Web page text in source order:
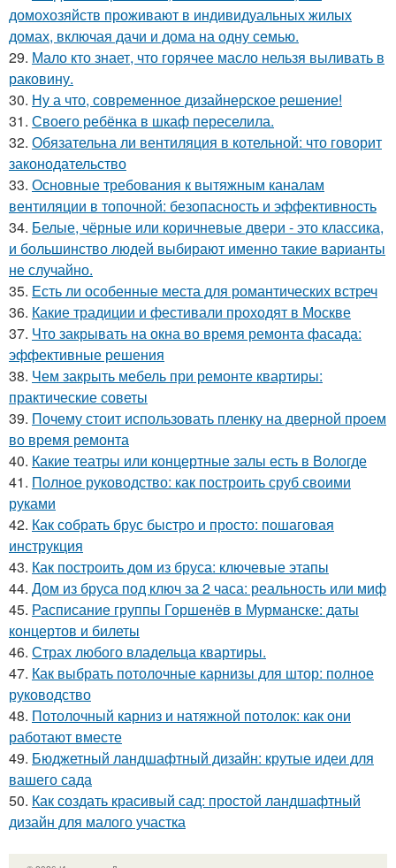
домохозяйств проживают в индивидуальных жилых
домах, включая дачи и дома на одну семью.
29. Мало кто знает, что горячее масло нельзя выливать в
раковину.
30. Ну а что, современное дизайнерское решение!
31. Своего ребёнка в шкаф переселила.
32. Обязательна ли вентиляция в котельной: что говорит
законодательство
33. Основные требования к вытяжным каналам
вентиляции в топочной: безопасность и эффективность
34. Белые, чёрные или коричневые двери - это классика,
и большинство людей выбирают именно такие варианты
не случайно.
35. Есть ли особенные места для романтических встреч
36. Какие традиции и фестивали проходят в Москве
37. Что закрывать на окна во время ремонта фасада:
эффективные решения
38. Чем закрыть мебель при ремонте квартиры:
практические советы
39. Почему стоит использовать пленку на дверной проем
во время ремонта
40. Какие театры или концертные залы есть в Вологде
41. Полное руководство: как построить сруб своими
руками
42. Как собрать брус быстро и просто: пошаговая
инструкция
43. Как построить дом из бруса: ключевые этапы
44. Дом из бруса под ключ за 2 часа: реальность или миф
45. Расписание группы Горшенёв в Мурманске: даты
концертов и билеты
46. Страх любого владельца квартиры.
47. Как выбрать потолочные карнизы для штор: полное
руководство
48. Потолочный карниз и натяжной потолок: как они
работают вместе
49. Бюджетный ландшафтный дизайн: крутые идеи для
вашего сада
50. Как создать красивый сад: простой ландшафтный
дизайн для малого участка